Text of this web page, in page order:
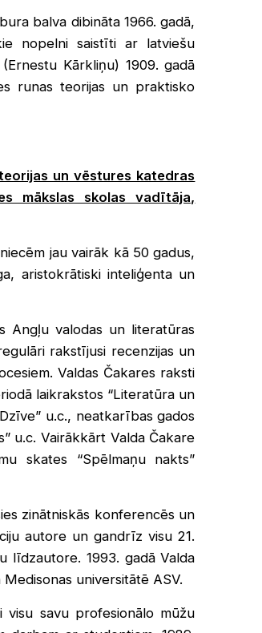
balva dibināta 1966. gadā,
nopelni saistīti ar latviešu
Kārkliņu) 1909. gadā
runas teorijas un praktisko
un vēstures katedras
mākslas skolas vadītāja,
jau vairāk kā 50 gadus,
aristokrātiski inteliģenta un
Angļu valodas un literatūras
rakstījusi recenzijas un
Valdas Čakares raksti
laikrakstos “Literatūra un
u.c., neatkarības gados
u.c. Vairākkārt Valda Čakare
skates “Spēlmaņu nakts”
zinātniskās konferencēs un
autore un gandrīz visu 21.
līdzautore. 1993. gadā Valda
universitātē ASV.
visu savu profesionālo mūžu